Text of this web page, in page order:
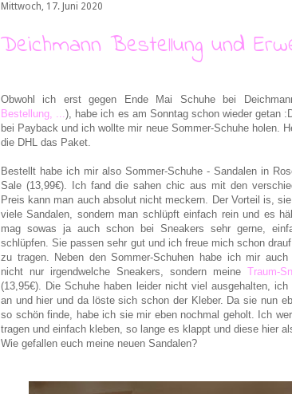
Mittwoch, 17. Juni 2020
Deichmann Bestellung und
Obwohl ich erst gegen Ende Mai Schuhe bei
Bestellung, ...), habe ich es am Sonntag schon wieder getan
bei Payback und ich wollte mir neue Sommer-Schuhe holen.
die DHL das Paket.
Bestellt habe ich mir also Sommer-Schuhe - Sandalen in
Sale (13,99€). Ich fand die sahen chic aus mit den
Preis kann man auch absolut nicht meckern. Der Vorteil is,
viele Sandalen, sondern man schlüpft einfach rein und es
mag sowas ja auch schon bei Sneakers sehr gerne,
schlüpfen. Sie passen sehr gut und ich freue mich schon
zu tragen. Neben den Sommer-Schuhen habe ich mir
nicht nur irgendwelche Sneakers, sondern meine Traum-
(13,95€). Die Schuhe haben leider nicht viel ausgehalten,
an und hier und da löste sich schon der Kleber. Da sie nun
so schön finde, habe ich sie mir eben nochmal geholt. Ich
tragen und einfach kleben, so lange es klappt und diese hier
Wie gefallen euch meine neuen Sandalen?